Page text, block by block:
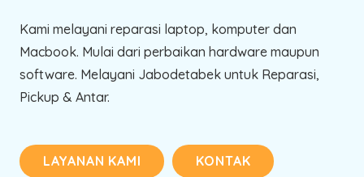
Kami melayani reparasi laptop, komputer dan
Macbook. Mulai dari perbaikan hardware maupun
software. Melayani Jabodetabek untuk Reparasi,
Pickup & Antar.
LAYANAN KAMI KONTAK